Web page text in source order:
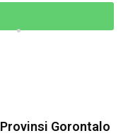
Gorontalo